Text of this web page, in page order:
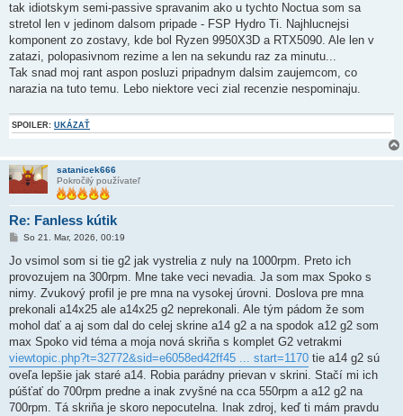
tak idiotskym semi-passive spravanim ako u tychto Noctua som sa
stretol len v jedinom dalsom pripade - FSP Hydro Ti. Najhlucnejsi
komponent zo zostavy, kde bol Ryzen 9950X3D a RTX5090. Ale len v
zatazi, polopasivnom rezime a len na sekundu raz za minutu...
Tak snad moj rant aspon posluzi pripadnym dalsim zaujemcom, co
narazia na tuto temu. Lebo niektore veci zial recenzie nespominaju.
SPOILER: UKÁZAŤ
satanicek666
Pokročilý používateľ
Re: Fanless kútik
P
í
p
e
o
k
So 21. Mar, 2026, 00:19
Jo vsimol som si tie g2 jak vystrelia z nuly na 1000rpm. Preto ich
provozujem na 300rpm. Mne take veci nevadia. Ja som max Spoko s
nimy. Zvukový profil je pre mna na vysokej úrovni. Doslova pre mna
prekonali a14x25 ale a14x25 g2 neprekonali. Ale tým pádom že som
mohol dať a aj som dal do celej skrine a14 g2 a na spodok a12 g2 som
max Spoko vid téma a moja nová skriňa s komplet G2 vetrakmi
viewtopic.php?t=32772&sid=e6058ed42ff45 ... start=1170 tie a14 g2 sú
oveľa lepšie jak staré a14. Robia parádny prievan v skrini. Stačí mi ich
púšťať do 700rpm predne a inak zvyšné na cca 550rpm a a12 g2 na
700rpm. Tá skriňa je skoro nepocutelna. Inak zdroj, keď ti mám pravdu